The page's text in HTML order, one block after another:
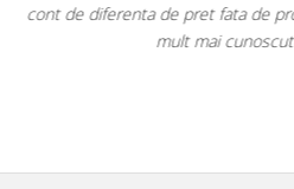
pe ușă. Am
Per total cred că este un